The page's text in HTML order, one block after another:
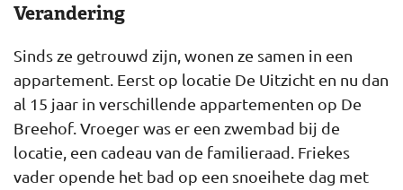
Verandering
Sinds ze getrouwd zijn, wonen ze samen in een
appartement. Eerst op locatie De Uitzicht en nu dan
al 15 jaar in verschillende appartementen op De
Breehof. Vroeger was er een zwembad bij de
locatie, een cadeau van de familieraad. Friekes
vader opende het bad op een snoeihete dag met